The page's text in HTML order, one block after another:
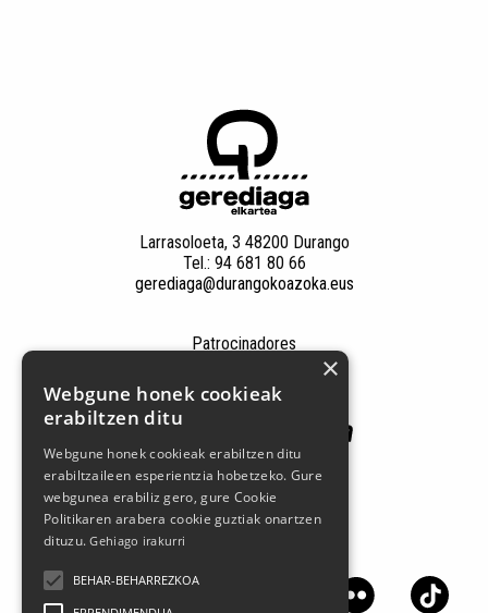
Larrasoloeta, 3 48200 Durango
Tel.: 94 681 80 66
gerediaga@durangokoazoka.eus
Patrocinadores
Síguenos en las redes sociales
×
Webgune honek cookieak
erabiltzen ditu
Webgune honek cookieak erabiltzen ditu
erabiltzaileen esperientzia hobetzeko. Gure
webgunea erabiliz gero, gure Cookie
Politikaren arabera cookie guztiak onartzen
dituzu.Gehiago irakurri
BEHAR-BEHARREZKOA